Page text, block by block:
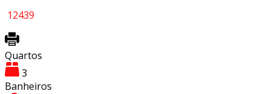
12439
Quartos
3
Banheiros